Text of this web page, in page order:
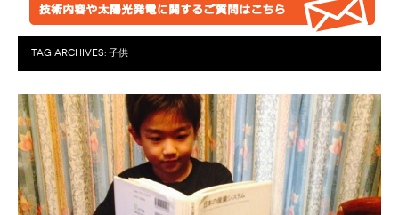
事業計画を立ててみましょう！
●再エネ法について
●太陽光発電のリスク・デメリット
▲ご注意ください！詐欺事例紹介
●運用ノウハウ
●金融対策・資金調達
●太陽光発電所経営
●分譲
●自作キット
脱原発・太陽光推進に興味のある方へ
業者選定に困ったら
架台販売
フェンス
防草シート
お問い合わせ総合窓口
特定商取引法に基づく表記
プライバシーポリシー
このサイトの使い方
太陽光発電ムラの目指すこと
太陽光発電ムラ・ポータルへ
TAG ARCHIVES: 子供